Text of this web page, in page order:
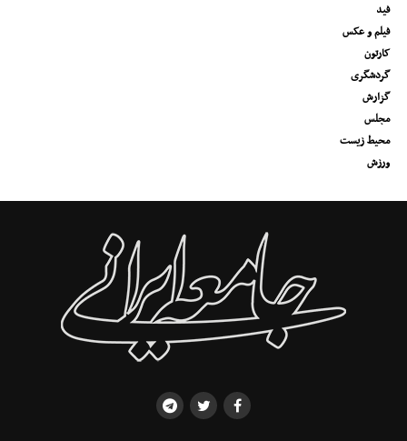
فید
فیلم و عکس
کارتون
گردشگری
گزارش
مجلس
محیط زیست
ورزش